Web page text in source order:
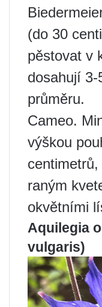
(do 30
pěstovat v
dosahují
průměru.
Cameo.
výškou
raným
okvětními
Aquilegia
vulgaris)